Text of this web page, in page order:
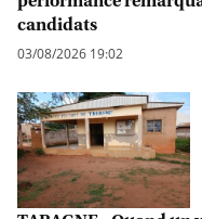
candidats
03/08/2026 19:02